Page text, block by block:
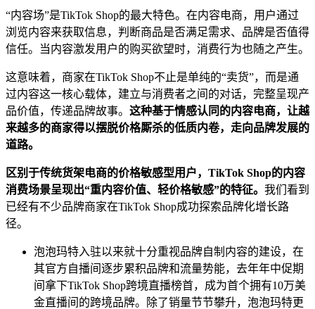
“内容场”是TikTok Shop的最大特色。在内容电商，用户通过
浏览内容来获取信息，判断商品是否满足需求、品牌是否值得
信任。当内容激发用户的购买欲望时，消费行为也随之产生。
这意味着，商家在TikTok Shop不止是单纯的“卖货”，而是通
过内容这一核心载体，建立与消费者之间的对话，完整呈现产
品价值，传递品牌故事。 这种基于情感认同的内容电商，让越
来越多的商家得以摆脱价格厮杀的低质内卷，走向品牌发展的
道路。
区别于传统货架电商的价格敏感型用户，TikTok Shop的内容
消费场景呈现出“重内容价值、轻价格敏感”的特征。 我们看到
已经有不少品牌商家在TikTok Shop成功探索品牌化增长路
径。
泡泡玛特入驻以来就十分重视品牌自制内容的建设，在
其官方自播间逐步累积品牌和流量势能，去年年中促期
间拿下TikTok Shop跨境直播榜首，成为首个拥有10万美
金直播间的跨境品牌。除了销量节节攀升，泡泡玛特更